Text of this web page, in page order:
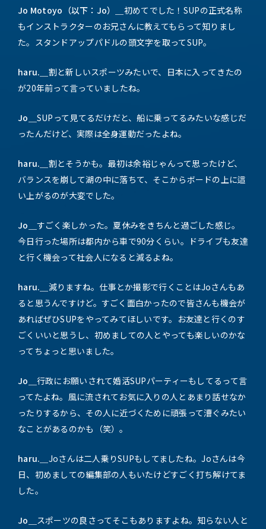
Jo Motoyo（以下：Jo）＿ 初めてでした！SUPの正式名称
もインストラクターのお兄さんに教えてもらって知りまし
た。スタンドアップパドルの頭文字を取ってSUP。
haru.＿ 割と新しいスポーツみたいで、日本に入ってきたの
が20年前って言っていましたね。
Jo＿ SUPって見てるだけだと、船に乗ってるみたいな感じだ
ったんだけど、実際は全身運動だったよね。
haru.＿ 割とそうかも。最初は余裕じゃんって思ったけど、
バランスを崩して湖の中に落ちて、そこからボードの上に這
い上がるのが大変でした。
Jo＿ すごく楽しかった。夏休みをきちんと過ごした感じ。
今日行った場所は都内から車で90分くらい。ドライブも友達
と行く機会って社会人になると減るよね。
haru.＿ 減りますね。仕事とか撮影で行くことはJoさんもあ
ると思うんですけど。すごく面白かったので皆さんも機会が
あればぜひSUPをやってみてほしいです。お友達と行くのす
ごくいいと思うし、初めましての人とやっても楽しいのかな
ってちょっと思いました。
Jo＿ 行政にお願いされて婚活SUPパーティーもしてるって言
ってたよね。風に流されてお気に入りの人とあまり話せなか
ったりするから、その人に近づくために頑張って漕ぐみたい
なことがあるのかも（笑）。
haru.＿ Joさんは二人乗りSUPもしてましたね。Joさんは今
日、初めましての編集部の人もいたけどすごく打ち解けてま
した。
Jo＿
スポーツの良さってそこもありますよね。知らない人と